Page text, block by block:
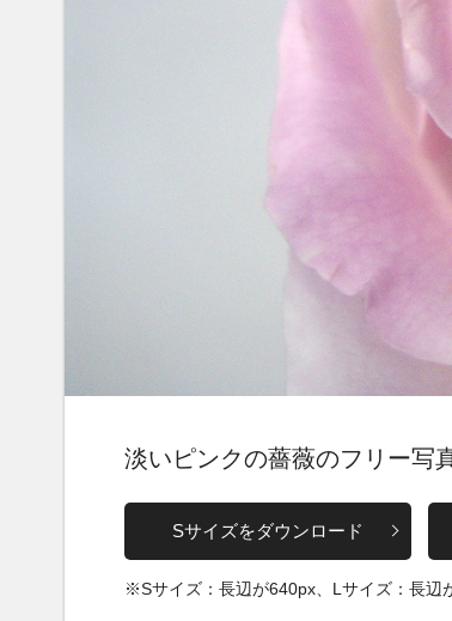
淡いピンクの薔薇のフリー写
Sサイズをダウンロード
※Sサイズ：長辺が640px、Lサイズ：長辺